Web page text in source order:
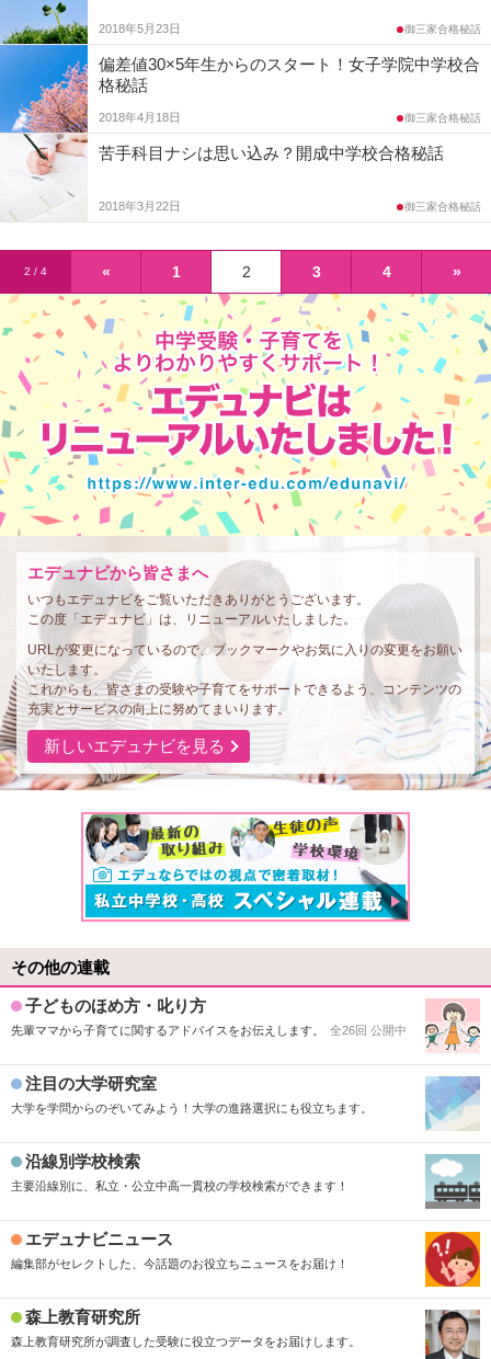
2018年5月23日 御三家合格秘話
偏差値30×5年生からのスタート！女子学院中学校合
格秘話
2018年4月18日 御三家合格秘話
苦手科目ナシは思い込み？開成中学校合格秘話
2018年3月22日 御三家合格秘話
2 / 4 « 1 2 3 4 »
エデュナビから皆さまへ
いつもエデュナビをご覧いただきありがとうございます。
この度「エデュナビ」は、リニューアルいたしました。
URLが変更になっているので、ブックマークやお気に入りの変更をお願い
いたします。
これからも、皆さまの受験や子育てをサポートできるよう、コンテンツの
充実とサービスの向上に努めてまいります。
新しいエデュナビを見る
その他の連載
子どものほめ方・叱り方
先輩ママから子育てに関するアドバイスをお伝えします。 全26回 公開中
注目の大学研究室
大学を学問からのぞいてみよう！大学の進路選択にも役立ちます。
沿線別学校検索
主要沿線別に、私立・公立中高一貫校の学校検索ができます！
エデュナビニュース
編集部がセレクトした、今話題のお役立ちニュースをお届け！
森上教育研究所
森上教育研究所が調査した受験に役立つデータをお届けします。